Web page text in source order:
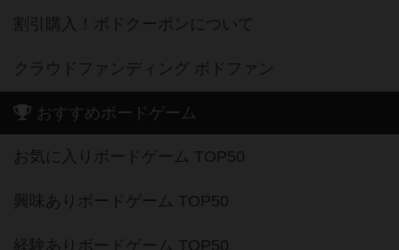
割引購入！ボドクーポンについて
クラウドファンディング ボドファン
おすすめボードゲーム
お気に入りボードゲーム TOP50
興味ありボードゲーム TOP50
経験ありボードゲーム TOP50